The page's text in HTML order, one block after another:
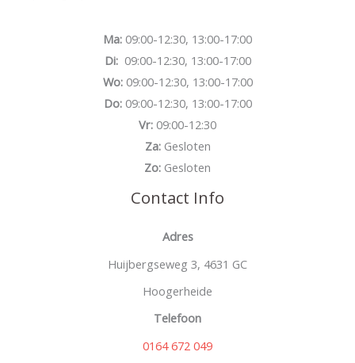
Ma: 09:00-12:30, 13:00-17:00
Di:09:00-12:30, 13:00-17:00
Wo:09:00-12:30, 13:00-17:00
Do:09:00-12:30, 13:00-17:00
Vr: 09:00-12:30
Za:Gesloten
Zo: Gesloten
Contact Info
Adres
Huijbergseweg 3, 4631 GC
Hoogerheide
Telefoon
0164 672 049